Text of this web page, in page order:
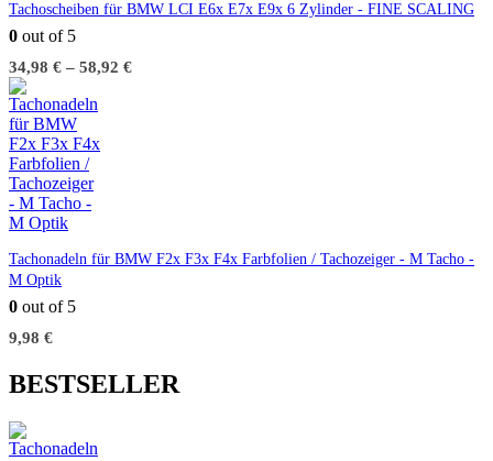
Tachoscheiben für BMW LCI E6x E7x E9x 6 Zylinder - FINE SCALING
0 out of 5
34,98 € – 58,92 €
Tachonadeln für BMW F2x F3x F4x Farbfolien / Tachozeiger - M Tacho -
M Optik
0 out of 5
9,98 €
BESTSELLER